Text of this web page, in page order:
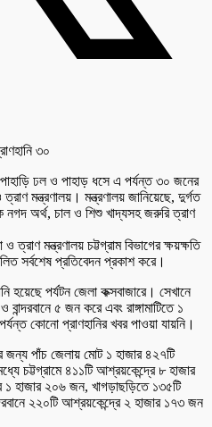
পাহাড়ি ঢল ও পাহাড় ধসে এ পর্যন্ত ৩০ জনের
মন্ত্রণালয়। মন্ত্রণালয় জানিয়েছে, দুর্গত
নগদ অর্থ, চাল ও শিশু খাদ্যসহ জরুরি ত্রাণ
মন্ত্রণালয় চট্টগ্রাম বিভাগের ক্ষয়ক্ষতি
সর্বশেষ প্রতিবেদন প্রকাশ করে।
হয়েছে পর্যটন জেলা কক্সবাজারে। সেখানে
৫ জন করে এবং রাঙ্গামাটিতে ১
কোনো প্রাণহানির খবর পাওয়া যায়নি।
জন্য পাঁচ জেলায় মোট ১ হাজার ৪২৭টি
চট্টগ্রামে ৪১১টি আশ্রয়কেন্দ্রে ৮ হাজার
১ হাজার ২০৬ জন, খাগড়াছড়িতে ১৩৫টি
২২০টি আশ্রয়কেন্দ্রে ২ হাজার ১৭৩ জন